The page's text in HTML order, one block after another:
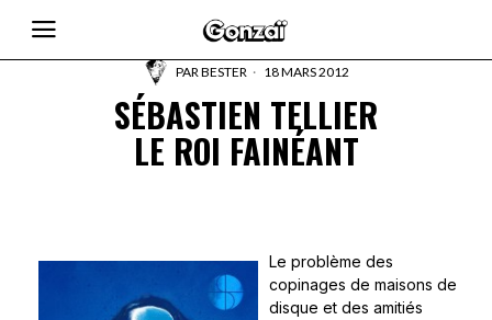
PARBESTER 18 MARS 2012
SÉBASTIEN TELLIER
LE ROI FAINÉANT
Le problème des
copinages de maisons de
disque et des amitiés